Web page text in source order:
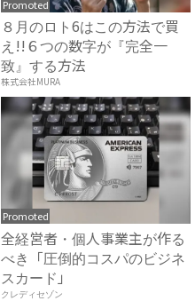
Promoted
８月のロト6はこの方法で買
え!!６つの数字が『完全一
致』する方法
株式会社MURA
Promoted
全経営者・個人事業主が作る
べき「圧倒的コスパのビジネ
スカード」
クレディセゾン